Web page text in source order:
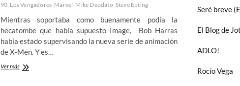
90 Los Vengadores Marvel Mike Deodato Steve Epting
Mientras soportaba como buenamente podía la
hecatombe que había supuesto Image, Bob Harras
había estado supervisando la nueva serie de animación
de X-Men. Y es…
Ver másBob
Seré breve
El Blog de
ADLO!
Rocío Vega